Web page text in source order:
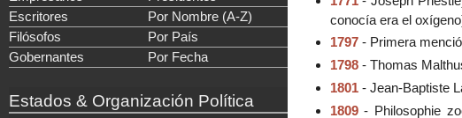
conocía era el
1797- Primera
1798- Thomas
1801- Jean-Baptiste
1809- Philosophie
Escritores
Por Nombre (A-Z)
Filósofos
Por País
Gobernantes
Por Fecha
Estados & Organización Política